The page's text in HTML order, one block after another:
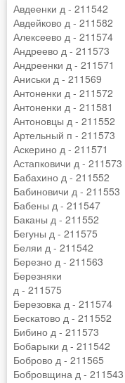
Авдеенки д - 211542
Авдейково д - 211582
Алексеево д - 211574
Андреево д - 211573
Андреенки д - 211571
Аниськи д - 211569
Антоненки д - 211572
Антоненки д - 211581
Антоновцы д - 211552
Артельный п - 211573
Аскерино д - 211571
Астапковичи д - 211573
Бабахино д - 211552
Бабиновичи д - 211553
Бабены д - 211547
Баканы д - 211552
Бегуны д - 211575
Беляи д - 211542
Березно д - 211563
Березняки
д - 211575
Березовка д - 211574
Бескатово д - 211552
Бибино д - 211573
Бобарыки д - 211542
Боброво д - 211565
Бобровщина д - 211543